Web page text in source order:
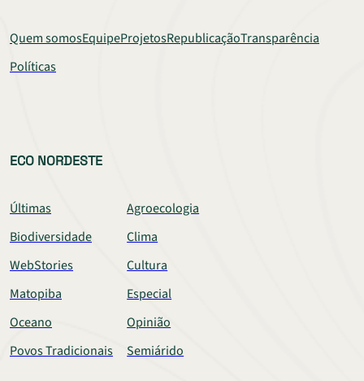
Quem somosEquipeProjetosRepublicaçãoTransparência
Políticas
ECO NORDESTE
Últimas
Agroecologia
Biodiversidade
Clima
WebStories
Cultura
Matopiba
Especial
Oceano
Opinião
Povos Tradicionais
Semiárido